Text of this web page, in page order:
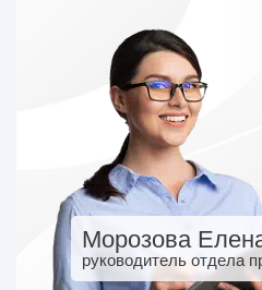
Морозова
руководитель отдела